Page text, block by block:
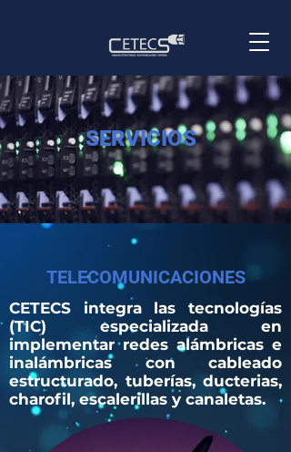
SERVICIOS
TELECOMUNICACIONES
CETECS integra las tecnologías
(TIC) especializada en
implementar redes alámbricas e
inalámbricas con cableado
estructurado, tuberías, ducterias,
charofil, escalerillas y canaletas.